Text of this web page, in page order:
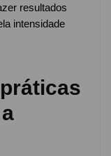
resultados
intensidade